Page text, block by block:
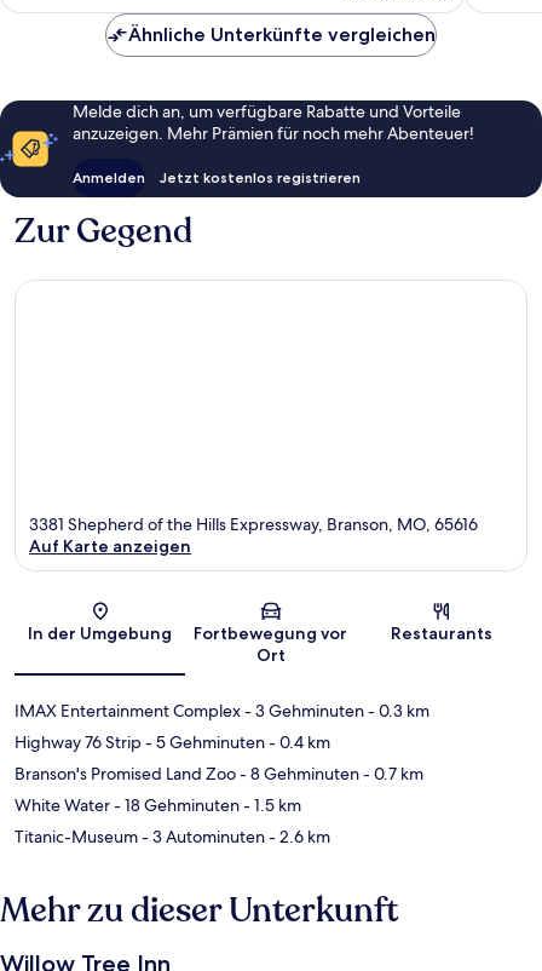
Ähnliche Unterkünfte vergleichen
Melde dich an, um verfügbare Rabatte und Vorteile
anzuzeigen. Mehr Prämien für noch mehr Abenteuer!
Anmelden Jetzt kostenlos registrieren
Zur Gegend
Karte
3381 Shepherd of the Hills Expressway, Branson, MO, 65616
Auf Karte anzeigen
In der Umgebung
Fortbewegung vor
Ort
Restaurants
IMAX Entertainment Complex- 3 Gehminuten- 0.3 km
Highway 76 Strip- 5 Gehminuten- 0.4 km
Branson's Promised Land Zoo- 8 Gehminuten- 0.7 km
White Water- 18 Gehminuten- 1.5 km
Titanic-Museum- 3 Autominuten- 2.6 km
Mehr zu dieser Unterkunft
Willow Tree Inn